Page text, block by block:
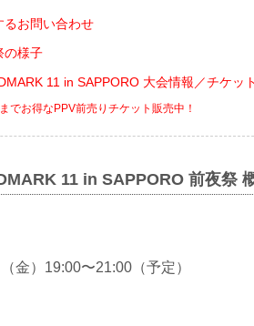
るお問い合わせ
の様子
11 in SAPPORO 大会情報／チケット
でお得なPPV前売りチケット販売中！
11 in SAPPORO 前夜祭
金）19:00〜21:00（予定）